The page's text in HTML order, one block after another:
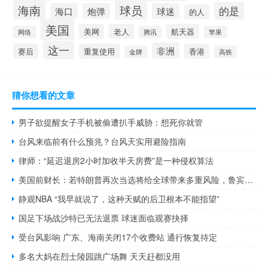
海南 海口 炮弹 球员 球迷 的人 的是
网络 美国 美网 老人 腾讯 航天器 苹果
赛后 这一 重复使用 金牌 非洲 香港 高铁
猜你想看的文章
男子欲提醒女子手机被偷遭扒手威胁：想死你就管
台风来临前有什么预兆？台风天实用避险指南
律师：“延迟退房2小时加收半天房费”是一种侵权算法
美国前财长：若特朗普再次当选将给全球带来多重风险，鲁宾警告经济与社会面临挑战
静观NBA “我早就说了，这种天赋的后卫根本不能指望”
国足下场战沙特已无法退票 球迷面临观赛抉择
受台风影响 广东、海南关闭17个收费站 通行恢复待定
多名大妈在烈士陵园跳广场舞 天天赶都没用